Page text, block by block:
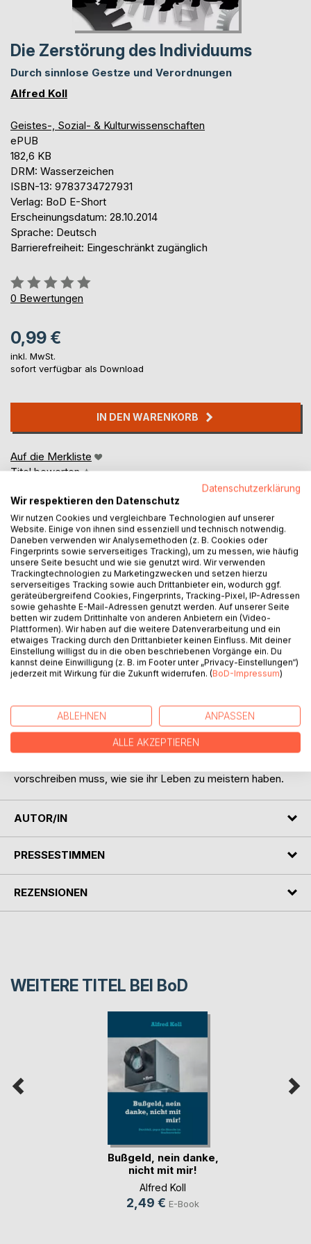
Die Zerstörung des Individuums
Durch sinnlose Gestze und Verordnungen
Alfred Koll
Geistes-, Sozial- & Kulturwissenschaften
ePUB
182,6 KB
DRM: Wasserzeichen
ISBN-13: 9783734727931
Verlag: BoD E-Short
Erscheinungsdatum: 28.10.2014
Sprache: Deutsch
Barrierefreiheit: Eingeschränkt zugänglich
Bewertung::
0%
0 Bewertungen
0,99 €
inkl. MwSt.
sofort verfügbar als Download
IN DEN WARENKORB
Auf die Merkliste
Titel bewerten
BESCHREIBUNG
Womit die überwiegende Mehrheit, bei diesem Thema,
wohl damit argumentieren wird : Ohne Regeln und Gesetze
geht es nicht!
Diejenigen, die das behaupten, globalisieren und machen
sich nicht die Mühe zu differenzieren, zwischen sinnvoll
Ich behaupte, dass die meisten Regeln, Verordnungen und
Gesetze nicht dem Wohlsein der Menschen dienen,
sondern eine Bescheinigung dessen sind, für wie
unselbstständig und dumm die meisten Menschen
vorschreiben muss, wie sie ihr Leben zu meistern haben.
AUTOR/IN
PRESSESTIMMEN
REZENSIONEN
WEITERE TITEL BEI BoD
Bußgeld, nein danke,
nicht mit mir!
Alfred Koll
2,49 € E-Book
Datenschutzerklärung
Wir respektieren den Datenschutz
Wir nutzen Cookies und vergleichbare Technologien auf unserer
Website. Einige von ihnen sind essenziell und technisch notwendig.
Daneben verwenden wir Analysemethoden (z. B. Cookies oder
Fingerprints sowie serverseitiges Tracking), um zu messen, wie häufig
unsere Seite besucht und wie sie genutzt wird. Wir verwenden
Trackingtechnologien zu Marketingzwecken und setzen hierzu
serverseitiges Tracking sowie auch Drittanbieter ein, wodurch ggf.
geräteübergreifend Cookies, Fingerprints, Tracking-Pixel, IP-Adressen
sowie gehashte E-Mail-Adressen genutzt werden. Auf unserer Seite
betten wir zudem Drittinhalte von anderen Anbietern ein (Video-
Plattformen). Wir haben auf die weitere Datenverarbeitung und ein
etwaiges Tracking durch den Drittanbieter keinen Einfluss. Mit deiner
Einstellung willigst du in die oben beschriebenen Vorgänge ein. Du
kannst deine Einwilligung (z. B. im Footer unter „Privacy-Einstellungen“)
jederzeit mit Wirkung für die Zukunft widerrufen. (BoD-Impressum)
ABLEHNEN ANPASSEN
ALLE AKZEPTIEREN